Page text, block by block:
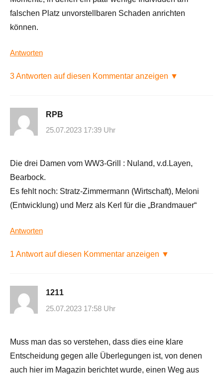
falschen Platz unvorstellbaren Schaden anrichten
können.
Antworten
3 Antworten auf diesen Kommentar anzeigen ▼
RPB
25.07.2023 17:39 Uhr
Die drei Damen vom WW3-Grill : Nuland, v.d.Layen,
Bearbock.
Es fehlt noch: Stratz-Zimmermann (Wirtschaft), Meloni
(Entwicklung) und Merz als Kerl für die „Brandmauer“
Antworten
1 Antwort auf diesen Kommentar anzeigen ▼
1211
25.07.2023 17:58 Uhr
Muss man das so verstehen, dass dies eine klare
Entscheidung gegen alle Überlegungen ist, von denen
auch hier im Magazin berichtet wurde, einen Weg aus